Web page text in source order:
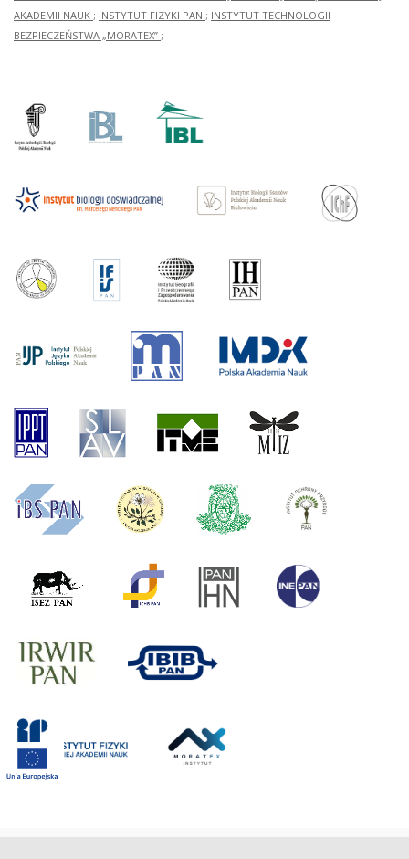
AKADEMII NAUK ; INSTYTUT FIZYKI PAN ; INSTYTUT TECHNOLOGII
BEZPIECZEŃSTWA „MORATEX” ;